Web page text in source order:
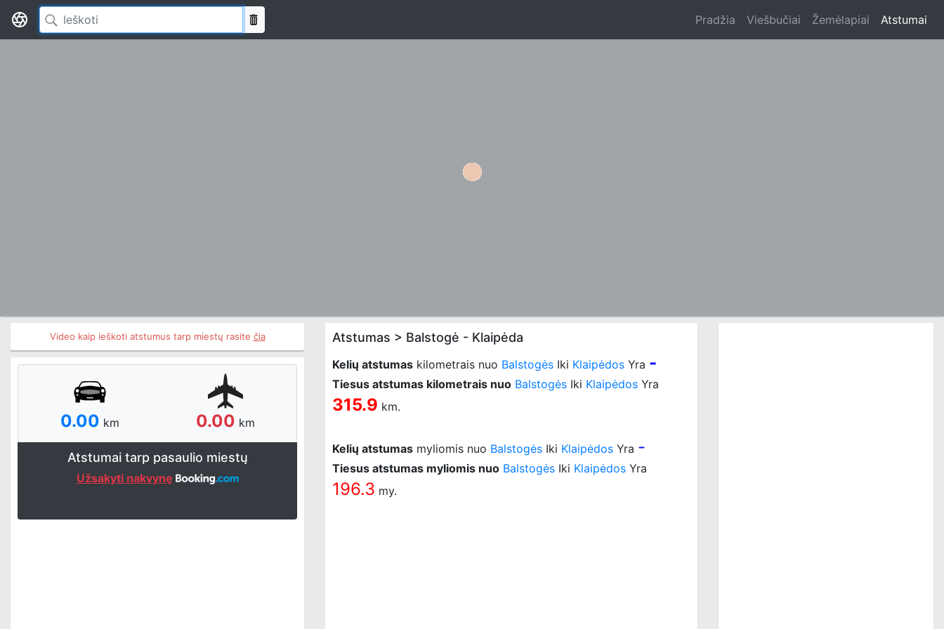
Pradžia Viešbučiai Žemėlapiai Atstumai
Video kaip ieškoti atstumus tarp miestų rasite čia
0.00 km 0.00 km
Atstumai tarp pasaulio miestų
Užsakyti nakvynę
Atstumas > Balstogė - Klaipėda
Kelių atstumas kilometrais nuo Balstogės Iki Klaipėdos Yra -
Tiesus atstumas kilometrais nuo Balstogės Iki Klaipėdos Yra
315.9 km.
Kelių atstumas myliomis nuo Balstogės Iki Klaipėdos Yra -
Tiesus atstumas myliomis nuo Balstogės Iki Klaipėdos Yra
196.3 my.